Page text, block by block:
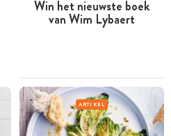
Win het nieuwste boek
van Wim Lybaert
ARTIKEL